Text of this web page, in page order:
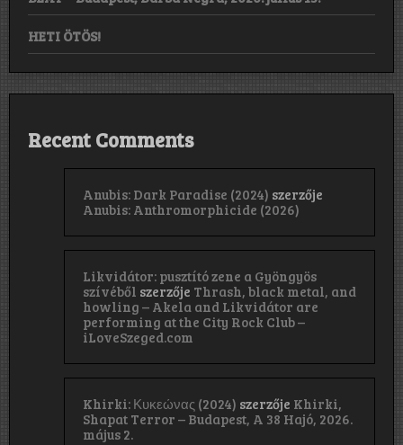
HETI ÖTÖS!
Recent Comments
Anubis: Dark Paradise (2024) szerzője
Anubis: Anthromorphicide (2026)
Likvidátor: pusztító zene a Gyöngyös
szívéből szerzője Thrash, black metal, and
howling – Akela and Likvidátor are
performing at the City Rock Club –
iLoveSzeged.com
Khirki: Κ​υ​κ​ε​ώ​ν​α​ς (2024) szerzője Khirki,
Shapat Terror – Budapest, A 38 Hajó, 2026.
május 2.